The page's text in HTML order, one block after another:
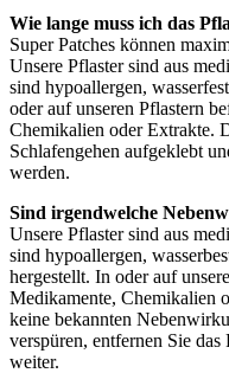
Wie lange muss ich das
Super Patches können
Unsere Pflaster sind aus
sind hypoallergen,
oder auf unseren Pflastern
Chemikalien oder Extrakte.
Schlafengehen aufgeklebt
werden.
Sind irgendwelche
Unsere Pflaster sind aus
sind hypoallergen,
hergestellt. In oder auf
Medikamente, Chemikalien
keine bekannten
verspüren, entfernen Sie
weiter.